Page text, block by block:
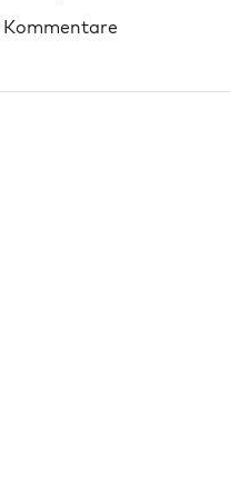
Kommentare